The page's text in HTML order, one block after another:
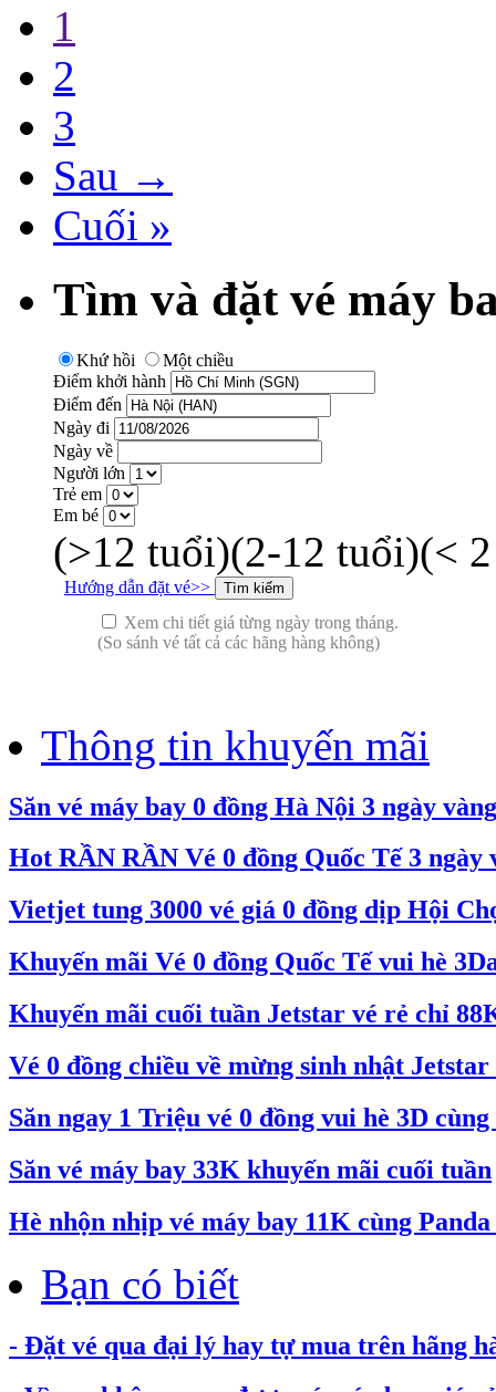
1
2
3
Sau →
Cuối »
Tìm và đặt vé máy
Khứ hồi
Một chiều
Điểm khởi hành
Điểm đến
Ngày đi
Ngày về
Người lớn
Trẻ em
Em bé
(>12 tuổi)(2-12 tuổi)(<
Hướng dẫn đặt vé>>
Xem chi tiết giá từng ngày trong tháng.
(So sánh vé tất cả các hãng hàng không)
Thông tin khuyến mãi
Săn vé máy bay 0 đồng Hà Nội 3 ngày vàng
Hot RẦN RẦN Vé 0 đồng Quốc Tế 3 ngày
Vietjet tung 3000 vé giá 0 đồng dịp Hội
Khuyến mãi Vé 0 đồng Quốc Tế vui hè
Khuyến mãi cuối tuần Jetstar vé rẻ chỉ
Vé 0 đồng chiều về mừng sinh nhật
Săn ngay 1 Triệu vé 0 đồng vui hè 3D
Săn vé máy bay 33K khuyến mãi cuối tuần
Hè nhộn nhịp vé máy bay 11K cùng
Bạn có biết
- Đặt vé qua đại lý hay tự mua trên hãng